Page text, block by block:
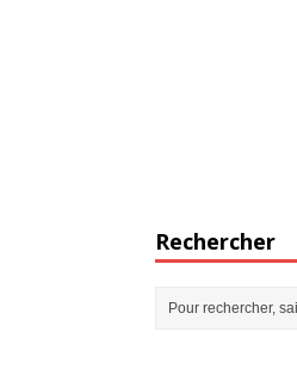
Rechercher